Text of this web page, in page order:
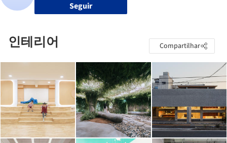
Seguir
인테리어 Compartilhar